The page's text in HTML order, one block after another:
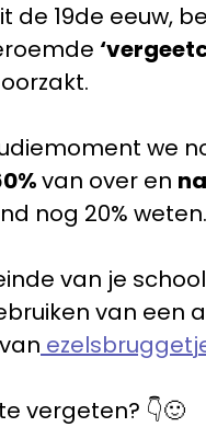
de 19de eeuw,
we
van over en
nog 20% weten.
van je
van
vergeten? 👇🙂